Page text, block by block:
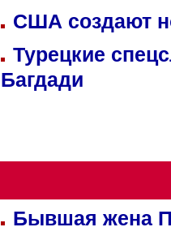
США создают
Турецкие
Багдади
Бывшая жена